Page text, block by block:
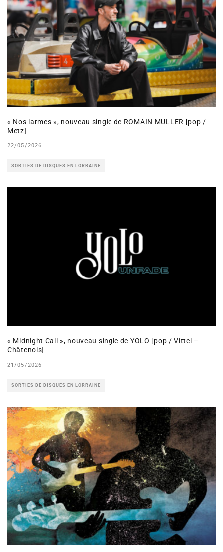
« Nos larmes », nouveau single de ROMAIN MULLER [pop /
Metz]
22/05/2026
SORTIES DE DISQUES EN LORRAINE
« Midnight Call », nouveau single de YOLO [pop / Vittel –
Châtenois]
21/05/2026
SORTIES DE DISQUES EN LORRAINE